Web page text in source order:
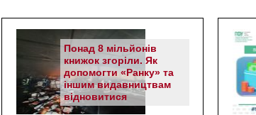
Понад 8 мільйонів
книжок згоріли. Як
допомогти «Ранку» та
іншим видавництвам
відновитися